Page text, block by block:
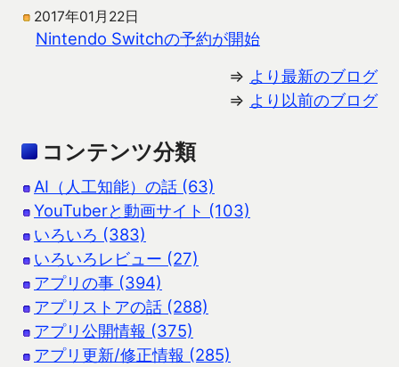
2017年01月22日
Nintendo Switchの予約が開始
⇒ より最新のブログ
⇒ より以前のブログ
コンテンツ分類
AI（人工知能）の話 (63)
YouTuberと動画サイト (103)
いろいろ (383)
いろいろレビュー (27)
アプリの事 (394)
アプリストアの話 (288)
アプリ公開情報 (375)
アプリ更新/修正情報 (285)